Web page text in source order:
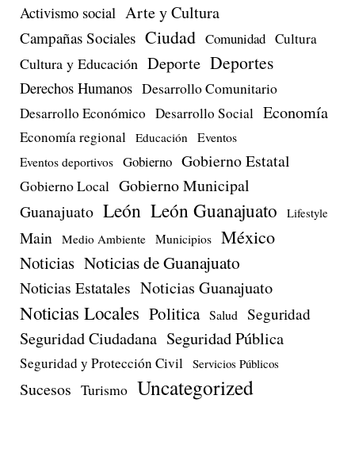
Activismo social Arte y Cultura
Campañas Sociales Ciudad Comunidad Cultura
Cultura y Educación Deporte Deportes
Derechos Humanos Desarrollo Comunitario
Desarrollo Económico Desarrollo Social Economía
Economía regional Educación Eventos
Eventos deportivos Gobierno Gobierno Estatal
Gobierno Local Gobierno Municipal
Guanajuato León León Guanajuato Lifestyle
Main Medio Ambiente Municipios México
Noticias Noticias de Guanajuato
Noticias Estatales Noticias Guanajuato
Noticias Locales Politica Salud Seguridad
Seguridad Ciudadana Seguridad Pública
Seguridad y Protección Civil Servicios Públicos
Sucesos Turismo Uncategorized